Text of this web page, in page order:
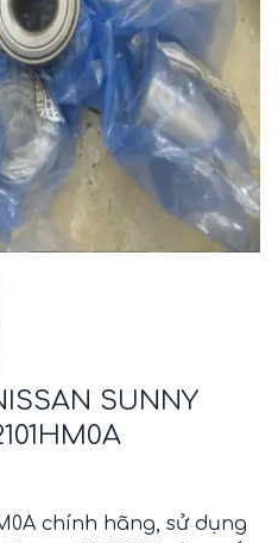
SUNNY
chính hãng, sử dụng